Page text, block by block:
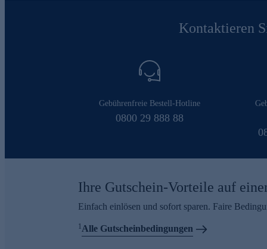
Kontaktieren
Gebührenfreie Bestell-Hotline
0800 29 888 88
Ihre Gutschein-Vorteile auf
Einfach einlösen und sofort sparen. Faire
1Alle Gutscheinbedingungen